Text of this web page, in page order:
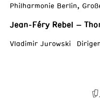
Philharmonie Berlin,
Jean-Féry Rebel –
Vladimir Jurowski